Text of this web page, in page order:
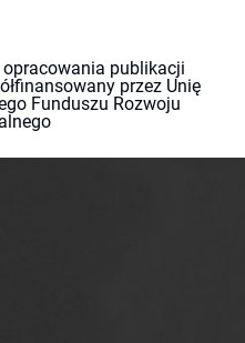
publikacji
przez Unię
Funduszu Rozwoju